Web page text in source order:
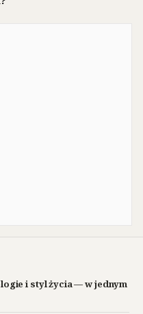
i styl życia — w jednym